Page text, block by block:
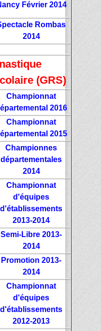
Février 2014
Rombas
2014
(GRS)
Championnat
2016
Championnat
2015
Championnes
départementales
2014
Championnat
d'équipes
d'établissements
2013-2014
Semi-Libre 2013-
2014
Promotion 2013-
2014
Championnat
d'équipes
d'établissements
2012-2013